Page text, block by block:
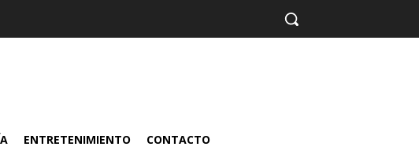
ENTRETENIMIENTO CONTACTO